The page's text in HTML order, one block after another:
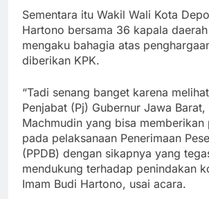
Sementara itu Wakil Wali Kota
Hartono bersama 36 kapala
mengaku bahagia atas
diberikan KPK.
“Tadi senang banget karena
Penjabat (Pj) Gubernur Jawa Barat,
Machmudin yang bisa memberikan
pada pelaksanaan Penerimaan
(PPDB) dengan sikapnya yang
mendukung terhadap penindakan
Imam Budi Hartono, usai acara.